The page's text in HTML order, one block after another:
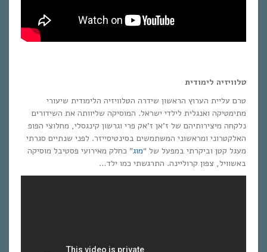
טלוויזיה לימודית
טרם עליית הערוץ הראשון שידרה הטלוויזיה הלימודית שיעורי
מתימטיקה ואנגלית לילדי ישראל. המוסיקה שליוותה את השידורים
נלקחה מיצירותיהם של ז’אן ז’אק פרי וגרשון קינגסלי, מחלוצי הפופ
האלקטרוני ומראשוני המשתמשים בסינטיסייזר. לפני שנתיים סגרתי
מעגל קטן וביקרתי במפעל של “מוג” כחלק מאירועי פסטיבל מוסיקה
באשוויל, צפון קרוליינה. התרגשתי כמו ילד…